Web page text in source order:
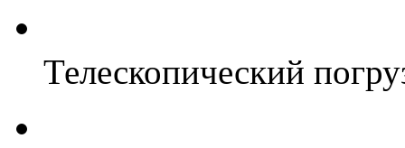
Телескопический